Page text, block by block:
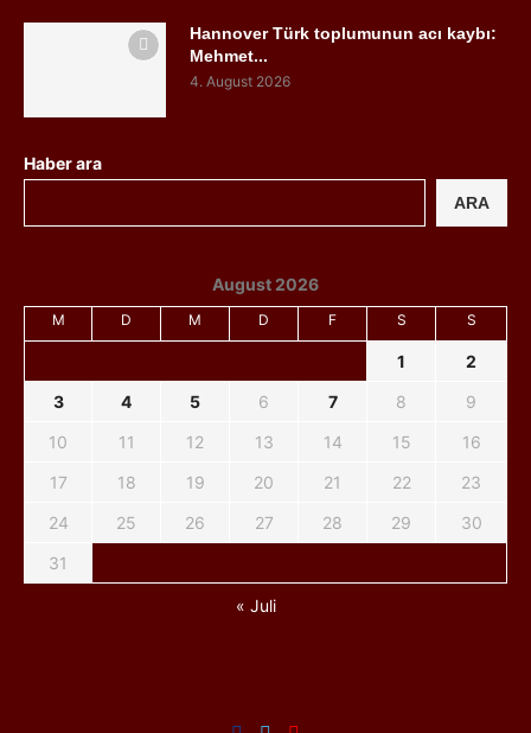
Hannover Türk toplumunun acı kaybı:
Mehmet...
4. August 2026
Haber ara
ARA
August 2026
M D M D F S S
1
2
3
4 5 6 7 8
9
10
11 12 13 14 15
16
17
18 19 20 21 22
23
24
25 26 27 28 29
30
31
« Juli